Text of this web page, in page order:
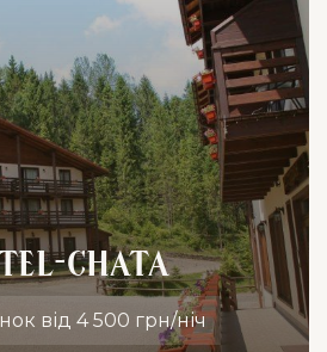
Chata
від 4 500 грн/ніч